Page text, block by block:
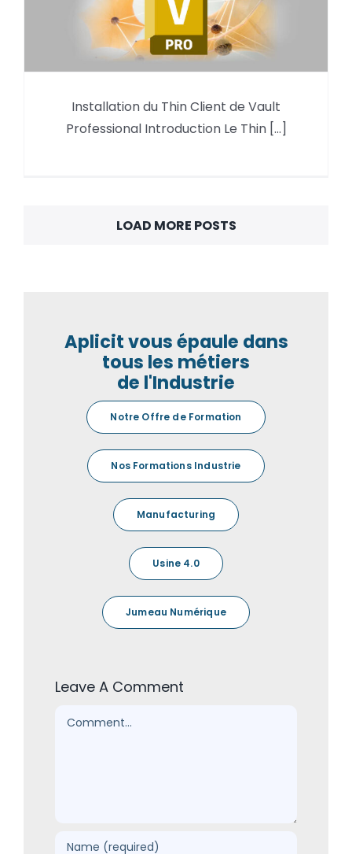
Installation du Thin Client de
Vault Professional 2025
Installation du Thin Client de Vault
Professional Introduction Le Thin [...]
LOAD MORE POSTS
Aplicit vous épaule dans
tous les métiers
de l'Industrie
Notre Offre de Formation
Nos Formations Industrie
Manufacturing
Usine 4.0
Jumeau Numérique
Leave A Comment
Comment